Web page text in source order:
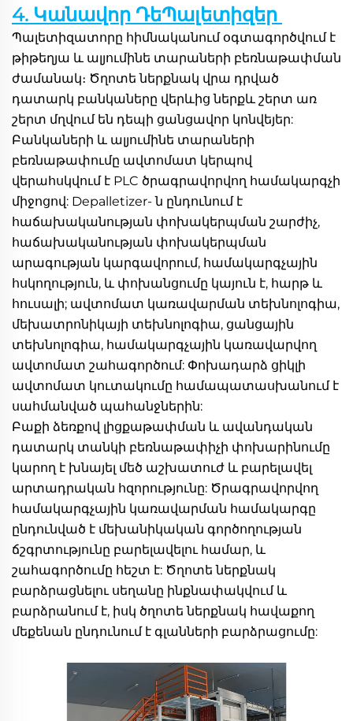
4. Կանավոր ԴեՊալետիզեր
Պալետիզատորը հիմնականում օգտագործվում է
թիթեղյա և ալյումինե տարաների բեռնաթափման
ժամանակ։ Ծղոտե ներքնակ վրա դրված
դատարկ բանկաները վերևից ներքև շերտ առ
շերտ մղվում են դեպի ցանցավոր կոնվեյեր:
Բանկաների և ալյումինե տարաների
բեռնաթափումը ավտոմատ կերպով
վերահսկվում է PLC ծրագրավորվող համակարգչի
միջոցով: Depalletizer- ն ընդունում է
հաճախականության փոխակերպման շարժիչ,
հաճախականության փոխակերպման
արագության կարգավորում, համակարգչային
հսկողություն, և փոխանցումը կայուն է, հարթ և
հուսալի; ավտոմատ կառավարման տեխնոլոգիա,
մեխատրոնիկայի տեխնոլոգիա, ցանցային
տեխնոլոգիա, համակարգչային կառավարվող
ավտոմատ շահագործում: Փոխադարձ ցիկլի
ավտոմատ կուտակումը համապատասխանում է
սահմանված պահանջներին:
Բաքի ձեռքով լիցքաթափման և ավանդական
դատարկ տանկի բեռնաթափիչի փոխարինումը
կարող է խնայել մեծ աշխատուժ և բարելավել
արտադրական հզորությունը: Ծրագրավորվող
համակարգչային կառավարման համակարգը
ընդունված է մեխանիկական գործողության
ճշգրտությունը բարելավելու համար, և
շահագործումը հեշտ է: Ծղոտե ներքնակ
բարձրացնելու սեղանը ինքնափակվում և
բարձրանում է, իսկ ծղոտե ներքնակ հավաքող
մեքենան ընդունում է գլանների բարձրացումը: